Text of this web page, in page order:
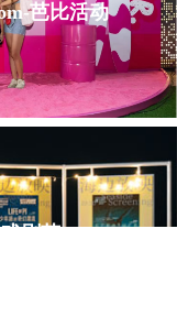
芭比活动
剧节